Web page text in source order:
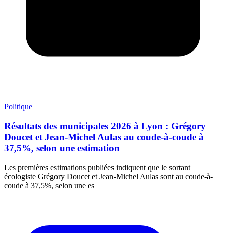
Politique
Résultats des municipales 2026 à Lyon : Grégory
Doucet et Jean-Michel Aulas au coude-à-coude à
37,5%, selon une estimation
Les premières estimations publiées indiquent que le sortant
écologiste Grégory Doucet et Jean-Michel Aulas sont au coude-à-
coude à 37,5%, selon une es